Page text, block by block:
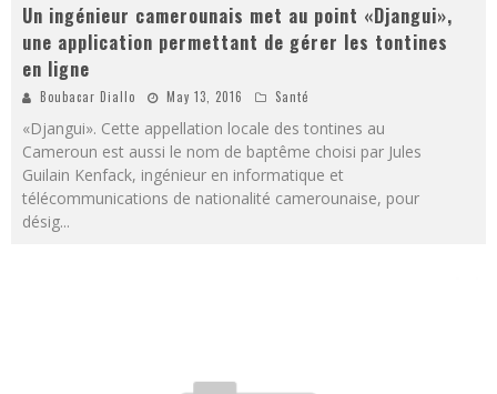
Un ingénieur camerounais met au point «Djangui»,
une application permettant de gérer les tontines
en ligne
Boubacar Diallo May 13, 2016 Santé
«Djangui». Cette appellation locale des tontines au
Cameroun est aussi le nom de baptême choisi par Jules
Guilain Kenfack, ingénieur en informatique et
télécommunications de nationalité camerounaise, pour
désig...